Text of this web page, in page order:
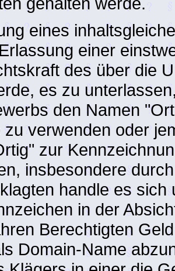
eines
einer
des über die
es zu
den Namen
zu verwenden oder
zur
insbesondere
handle es
in der
Berechtigten
Domain-Name